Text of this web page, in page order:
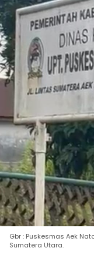
Gbr : Puskesmas Aek
Sumatera Utara.